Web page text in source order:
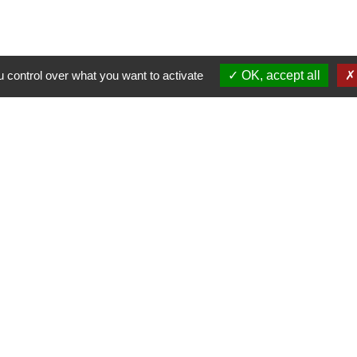
Contacts
over what you want to activate OK, accept all